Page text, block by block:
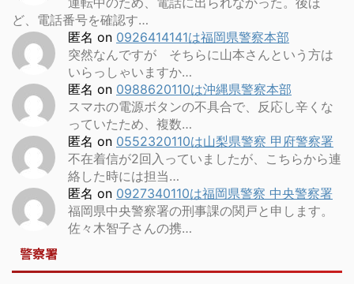
ど、電話番号を確認す…
匿名 on 0926414141は福岡県警察本部
突然なんですが そちらに山本さんという方は
いらっしゃいますか…
匿名 on 0988620110は沖縄県警察本部
スマホの電源ボタンの不具合で、反応し辛くな
っていたため、複数…
匿名 on 0552320110は山梨県警察 甲府警察署
不在着信が2回入っていましたが、こちらから連
絡した時には担当…
匿名 on 0927340110は福岡県警察 中央警察署
福岡県中央警察署の刑事課の関戸と申します。
佐々木智子さんの携…
警察署